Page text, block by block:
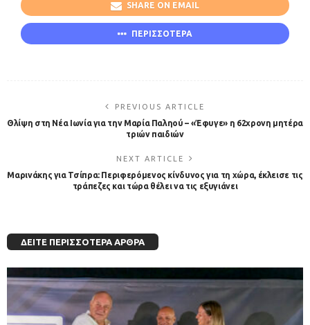
SHARE ON EMAIL
ΠΕΡΙΣΣΟΤΕΡΑ
PREVIOUS ARTICLE
Θλίψη στη Νέα Ιωνία για την Μαρία Παληού – «Έφυγε» η 62χρονη μητέρα
τριών παιδιών
NEXT ARTICLE
Μαρινάκης για Τσίπρα: Περιφερόμενος κίνδυνος για τη χώρα, έκλεισε τις
τράπεζες και τώρα θέλει να τις εξυγιάνει
ΔΕΊΤΕ ΠΕΡΙΣΣΌΤΕΡΑ ΆΡΘΡΑ